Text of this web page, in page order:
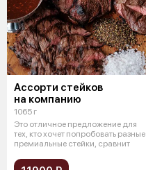
Ассорти стейков
на компанию
1065 г
Это отличное предложение для
тех, кто хочет попробовать разные
премиальные стейки, сравнит